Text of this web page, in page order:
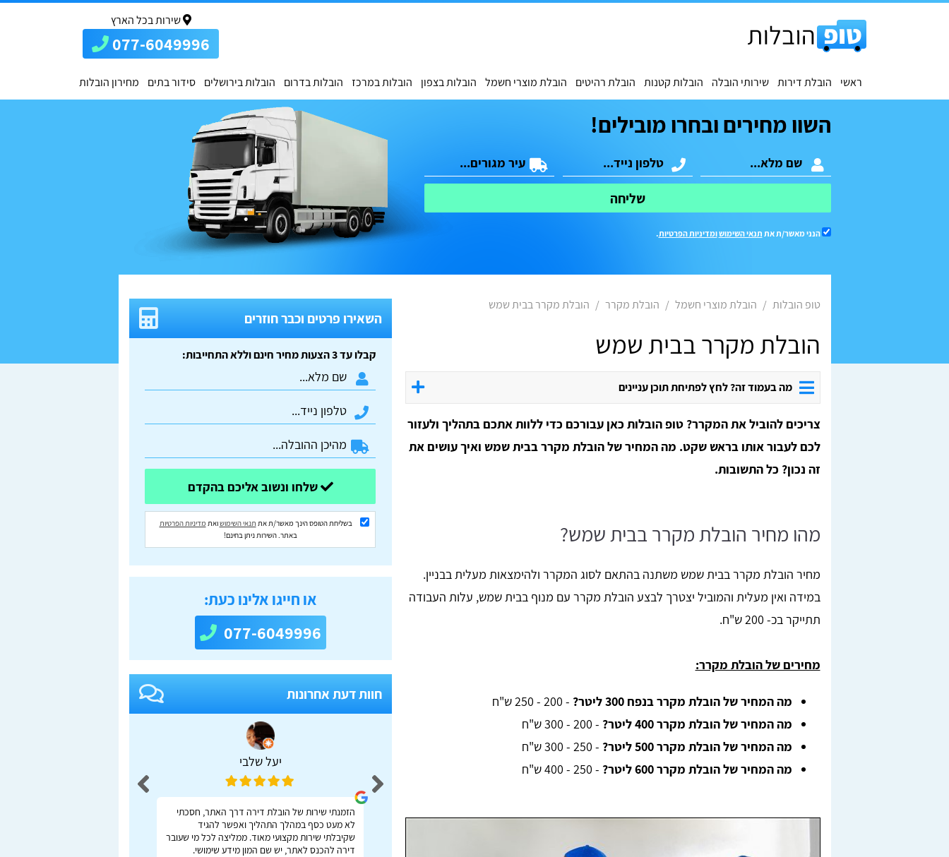
שירות בכל הארץ
077-6049996
ראשי הובלת דירות שירותי הובלה הובלות קטנות הובלת רהיטים הובלת מוצרי חשמל הובלות בצפון הובלות במרכז הובלות בדרום הובלות בירושלים סידור בתים מחירון הובלות
השוו מחירים ובחרו מובילים!
שליחה
הנני מאשר/ת את תנאי השימושומדיניות הפרטיות.
טופ הובלות הובלת מוצרי חשמל הובלת מקרר הובלת מקרר בבית שמש
הובלת מקרר בבית שמש
מה בעמוד זה? לחץ לפתיחת תוכן עניינים
צריכים להוביל את המקרר? טופ הובלות כאן עבורכם כדי ללוות אתכם בתהליך ולעזור
לכם לעבור אותו בראש שקט. מה המחיר של הובלת מקרר בבית שמש ואיך עושים את
זה נכון? כל התשובות.
מהו מחיר הובלת מקרר בבית שמש?
מחיר הובלת מקרר בבית שמש משתנה בהתאם לסוג המקרר ולהימצאות מעלית בבניין.
במידה ואין מעלית והמוביל יצטרך לבצע הובלת מקרר עם מנוף בבית שמש, עלות העבודה
תתייקר בכ- 200 ש"ח.
מחירים של הובלת מקרר:
מה המחיר של הובלת מקרר בנפח 300 ליטר?
- 200 - 250 ש"ח
מה המחיר של הובלת מקרר 400 ליטר?
- 200 - 300 ש"ח
מה המחיר של הובלת מקרר 500 ליטר?
- 250 - 300 ש"ח
מה המחיר של הובלת מקרר 600 ליטר?
- 250 - 400 ש"ח
השאירו פרטים וכבר חוזרים
קבלו עד 3 הצעות מחיר חינם וללא התחייבות:
שלחו ונשוב אליכם בהקדם
בשליחת הטופס הינך מאשר/ת את תנאי השימושואת מדיניות הפרטיות
באתר. השירות ניתן בחינם!
או חייגו אלינו כעת:
077-6049996
חוות דעת אחרונות
יעל שלבי
הזמנתי שירות של הובלת דירה דרך האתר, חסכתי
לא מעט כסף במהלך התהליך ואפשר להגיד
שקיבלתי שירות מקצועי מאוד. ממליצה לכל מי שעובר
דירה להכנס לאתר, יש שם המון מידע שימושי.
Idan Shmuel